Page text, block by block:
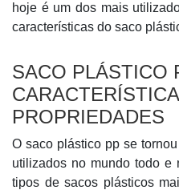
hoje é um dos mais
características do saco
SACO PLÁSTICO
PROPRIEDADES
O saco plástico pp se
utilizados no mundo todo
tipos de sacos plásticos